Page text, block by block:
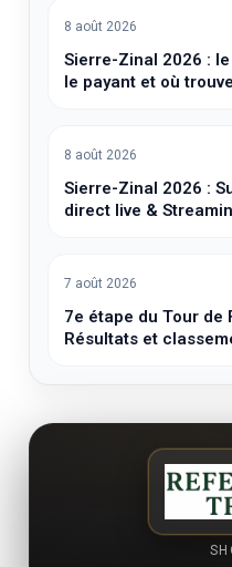
8 août 2026
Sierre-Zinal 2026 :
le payant et où
8 août 2026
Sierre-Zinal 2026 :
direct live &
7 août 2026
7e étape du Tour de
Résultats et